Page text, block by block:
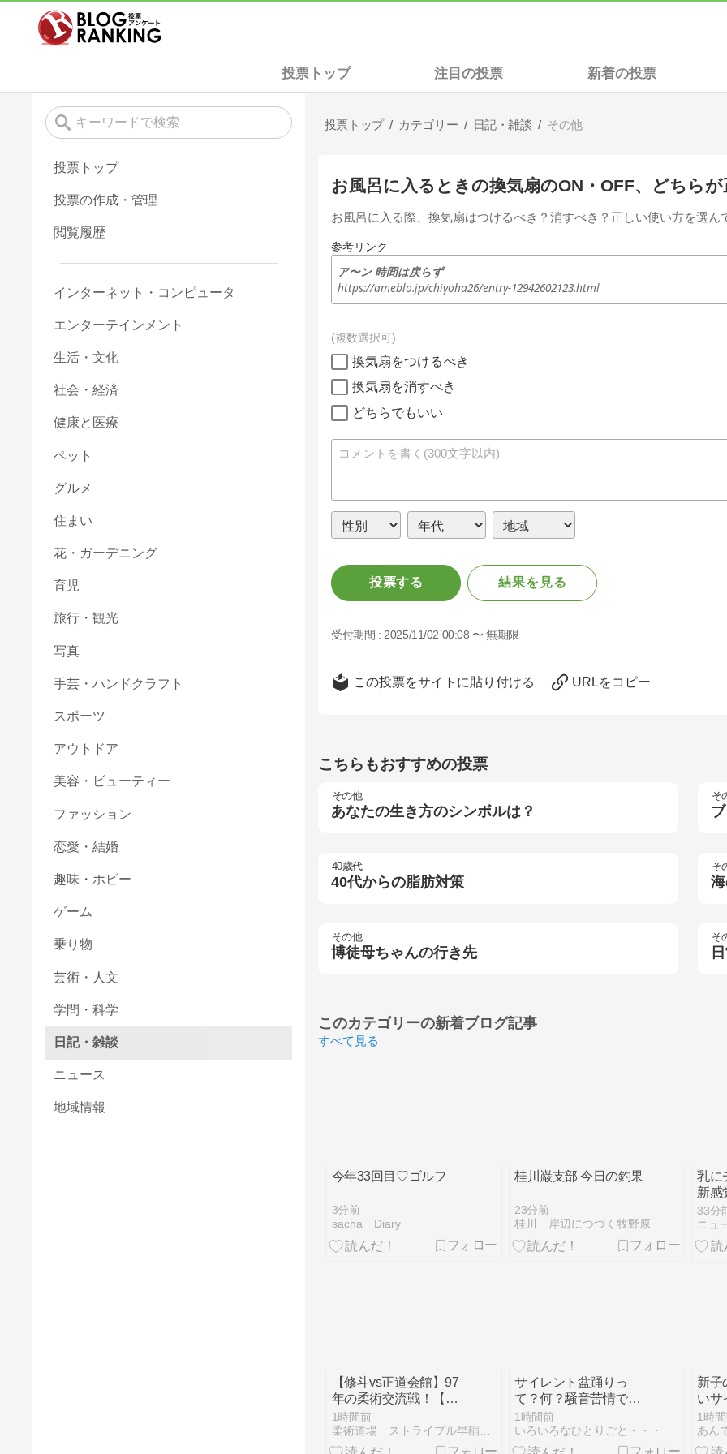
投票トップ 注目の投票 新着の投票
投票トップ カテゴリー 日記・雑談 その他
お風呂に入るときの換気扇のON・OFF、どちら
お風呂に入る際、換気扇はつけるべき？消すべき？正しい使い方を選ん
参考リンク
ア〜ン 時間は戻らず
https://ameblo.jp/chiyoha26/entry-12942602123.html
複数選択可
換気扇をつけるべき
換気扇を消すべき
どちらでもいい
投票する 結果を見る
受付期間 : 2025/11/02 00:08 〜 無期限
この投票をサイトに貼り付ける URLをコピー
こちらもおすすめの投票
その他
あなたの生き方のシンボルは？
そ
40歳代
40代からの脂肪対策
そ
その他
博徒母ちゃんの行き先
そ
このカテゴリーの新着ブログ記事
すべて見る
今年33回目♡ゴルフ
3分前
sacha Diary
桂川巌支部 今日の釣果
23分前
桂川 岸辺につづく牧野原
乳に
新感
33分
ニュ
【修斗vs正道会館】97
年の柔術交流戦！【柔
らかいチカラTV】
1時間前
柔術道場 ストライプル早稲田ヒルマ道場
サイレント盆踊りっ
て？何？騒音苦情で開
催が？？
1時間前
いろいろなひとりごと・・・
新子
いサ
1時
あん
投票トップ
投票の作成・管理
閲覧履歴
インターネット・コンピュータ
エンターテインメント
生活・文化
社会・経済
健康と医療
ペット
グルメ
住まい
花・ガーデニング
育児
旅行・観光
写真
手芸・ハンドクラフト
スポーツ
アウトドア
美容・ビューティー
ファッション
恋愛・結婚
趣味・ホビー
ゲーム
乗り物
芸術・人文
学問・科学
日記・雑談
ニュース
地域情報